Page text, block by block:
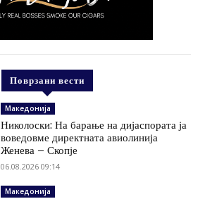
Поврзани вести
Македонија
Николоски: На барање на дијаспората ја
воведовме директната авиолинија
Женева – Скопје
06.08.2026 09:14
Македонија